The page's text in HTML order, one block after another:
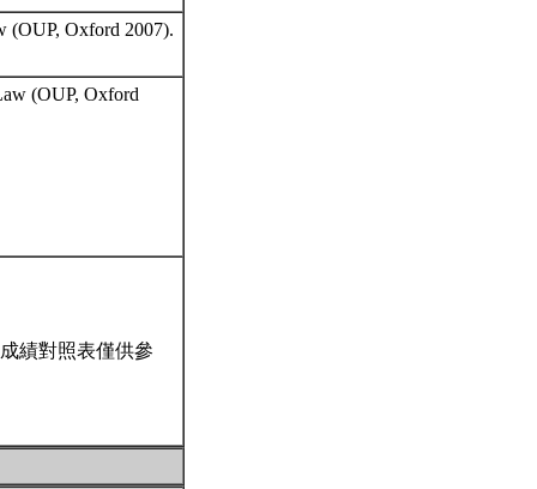
(OUP, Oxford 2007).
(OUP, Oxford
績對照表僅供參